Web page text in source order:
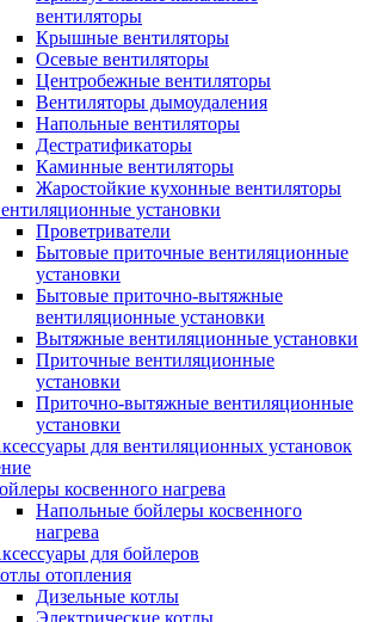
вентиляторы
Крышные вентиляторы
Осевые вентиляторы
Центробежные вентиляторы
Вентиляторы дымоудаления
Напольные вентиляторы
Дестратификаторы
Каминные вентиляторы
Жаростойкие кухонные вентиляторы
установки
Проветриватели
Бытовые приточные вентиляционные
установки
Бытовые приточно-вытяжные
вентиляционные установки
Вытяжные вентиляционные установки
Приточные вентиляционные
установки
Приточно-вытяжные вентиляционные
установки
для вентиляционных установок
косвенного нагрева
Напольные бойлеры косвенного
нагрева
для бойлеров
отопления
Дизельные котлы